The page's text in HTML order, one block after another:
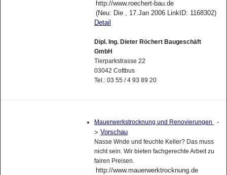
http://www.roechert-bau.de
(Neu: Die , 17.Jan 2006 LinkID: 1168302)
Detail
Dipl. Ing. Dieter Röchert Baugeschäft
GmbH
Tierparkstrasse 22
03042 Cottbus
Tel.: 03 55 / 4 93 89 20
Mauerwerkstrocknung und Renovierungen -
> Vorschau
Nasse Wnde und feuchte Keller? Das muss
nicht sein. Wir bieten fachgerechte Arbeit zu
fairen Preisen.
http://www.mauerwerktrocknung.de